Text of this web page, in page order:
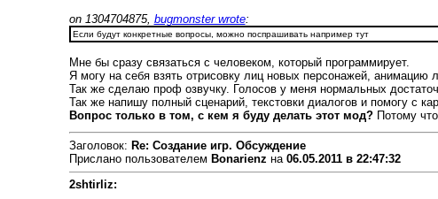
on 1304704875, bugmonster wrote:
Если будут конкретные вопросы, можно поспрашивать например тут
Мне бы сразу связаться с человеком, который программирует.
Я могу на себя взять отрисовку лиц новых персонажей,
Так же сделаю проф озвучку. Голосов у меня нормальных
Так же напишу полный сценарий, текстовки диалогов и помогу с
Вопрос только в том, с кем я буду делать этот мод?Потому что
Заголовок: Re: Создание игр. Обсуждение
Прислано пользователем Bonarienz на 06.05.2011 в 22:47:32
2shtirliz: